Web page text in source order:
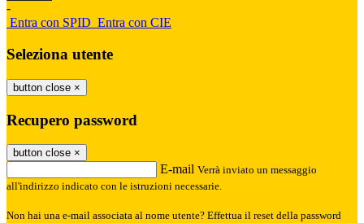
-
Entra con SPID Entra con CIE
Seleziona utente
button close ×
Recupero password
button close ×
E-mail Verrà inviato un messaggio
all'indirizzo indicato con le istruzioni necessarie.
Non hai una e-mail associata al nome utente? Effettua il reset della password